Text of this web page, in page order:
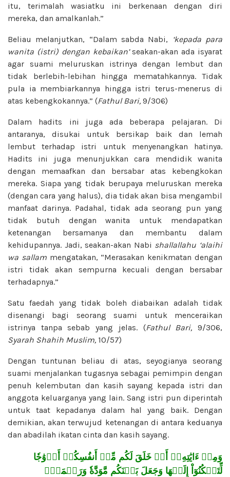
itu, terimalah wasiatku ini berkenaan dengan diri
mereka, dan amalkanlah.”
Beliau melanjutkan, “Dalam sabda Nabi,
‘kepada para
wanita (istri) dengan kebaikan’ seakan-akan ada isyarat
agar suami meluruskan istrinya dengan lembut dan
tidak berlebih-lebihan hingga mematahkannya. Tidak
pula ia membiarkannya hingga istri terus-menerus di
atas kebengkokannya.” (Fathul Bari, 9/306)
Dalam hadits ini juga ada beberapa pelajaran. Di
antaranya, disukai untuk bersikap baik dan lemah
lembut terhadap istri untuk menyenangkan hatinya.
Hadits ini juga menunjukkan cara mendidik wanita
dengan memaafkan dan bersabar atas kebengkokan
mereka. Siapa yang tidak berupaya meluruskan mereka
(dengan cara yang halus), dia tidak akan bisa mengambil
manfaat darinya. Padahal, tidak ada seorang pun yang
tidak butuh dengan wanita untuk mendapatkan
ketenangan bersamanya dan membantu dalam
kehidupannya. Jadi, seakan-akan Nabi shallallahu ‘alaihi
wa sallammengatakan, “Merasakan kenikmatan dengan
istri tidak akan sempurna kecuali dengan bersabar
terhadapnya.”
Satu faedah yang tidak boleh diabaikan adalah tidak
disenangi bagi seorang suami untuk menceraikan
istrinya tanpa sebab yang jelas. (Fathul Bari, 9/306,
Syarah Shahih Muslim, 10/57)
Dengan tuntunan beliau di atas, seyogianya seorang
suami menjalankan tugasnya sebagai pemimpin dengan
penuh kelembutan dan kasih sayang kepada istri dan
anggota keluarganya yang lain. Sang istri pun diperintah
untuk taat kepadanya dalam hal yang baik. Dengan
demikian, akan terwujud ketenangan di antara keduanya
dan abadilah ikatan cinta dan kasih sayang.
وَمِنۡ ءَايَٰتِهِۦٓ أَنۡ خَلَقَ لَكُم مِّنۡ أَنفُسِكُمۡ أَزۡوَٰجٗا
لِّتَسۡكُنُوٓاْ إِلَيۡهَا وَجَعَلَ بَيۡنَكُم مَّوَدَّةٗ وَرَحۡمَةًۚ